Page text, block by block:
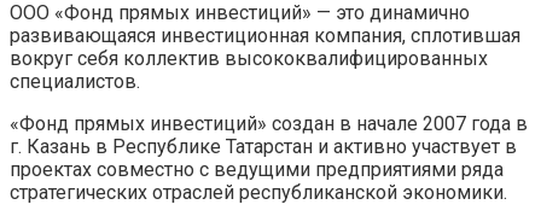
ООО «Фонд прямых инвестиций» — это динамично
развивающаяся инвестиционная компания, сплотившая
вокруг себя коллектив высококвалифицированных
специалистов.
«Фонд прямых инвестиций» создан в начале 2007 года в
г. Казань в Республике Татарстан и активно участвует в
проектах совместно с ведущими предприятиями ряда
стратегических отраслей республиканской экономики.